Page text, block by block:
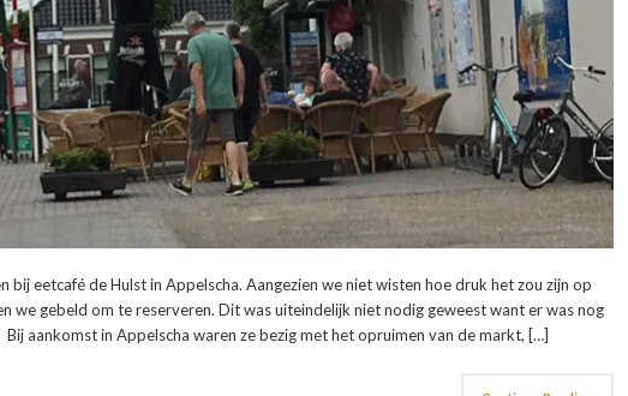
bij eetcafé de Hulst in Appelscha. Aangezien we niet wisten hoe druk het zou zijn op
we gebeld om te reserveren. Dit was uiteindelijk niet nodig geweest want er was nog
aankomst in Appelscha waren ze bezig met het opruimen van de markt, […]